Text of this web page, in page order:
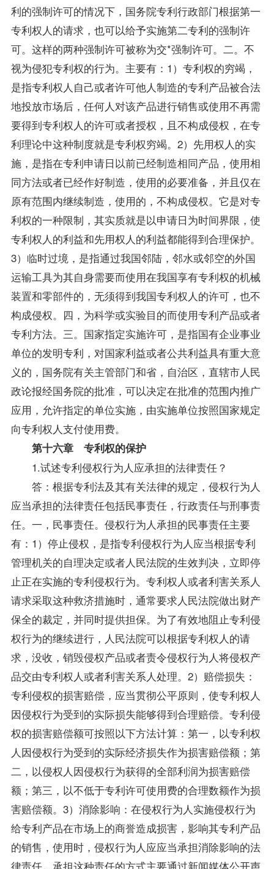
利的强制许可的情况下，国务院专利行政部门根据第一
专利权人的请求，也可以给予实施第二专利的强制许
可。这样的两种强制许可被称为交*强制许可。二。不
视为侵犯专利权的行为。主要有：1）专利权的穷竭，
是指专利权人自己或者许可他人制造的专利产品被合法
地投放市场后，任何人对该产品进行销售或使用不再需
要得到专利权人的许可或者授权，且不构成侵权，在专
利理论中这种制度就是专利权穷竭。2）先用权人的实
施，是指在专利申请日以前已经制造相同产品，使用相
同方法或者已经作好制造，使用的必要准备，并且仅在
原有范围内继续制造，使用的，不构成侵权。它是对专
利权的一种限制，其实质就是以申请日为时间界限，使
专利权人的利益和先用权人的利益都能得到合理保护。
3）临时过境，是指通过我国邻陆，邻水或邻空的外国
运输工具为其自身需要而使用在我国享有专利权的机械
装置和零部件的，无须得到我国专利权人的许可，也不
构成侵权。四，为科学或实验目的而使用专利产品或者
专利方法。三。国家指定实施许可，是指国有企业事业
单位的发明专利，对国家利益或者公共利益具有重大意
义的，国务院有关主管部门和省，自治区，直辖市人民
政论报经国务院的批准，可以决定在批准的范围内推广
应用，允许指定的单位实施，由实施单位按照国家规定
向专利权人支付使用费。
第十六章 专利权的保护
1.试述专利侵权行为人应承担的法律责任？
答：根据专利法及其有关法律的规定，侵权行为人
应当承担的法律责任包括民事责任，行政责任与刑事责
任。一，民事责任。侵权行为人承担的民事责任主要
有：1）停止侵权，是指专利侵权行为人应当根据专利
管理机关的自理决定或者人民法院的生效判决，立即停
止正在实施的专利侵权行为。专利权人或者利害关系人
请求采取这种救济措施时，通常要求人民法院做出财产
保全的裁定，并同时提供担保。为了有效地阻止专利侵
权行为的继续进行，人民法院可以根据专利权人的请
求，没收，销毁侵权产品或者责令侵权行为人将侵权产
品交由专利权人或者利害关系人处理。2）赔偿损失：
专利侵权的损害赔偿，应当贯彻公平原则，使专利权人
因侵权行为受到的实际损失能够得到合理赔偿。专利侵
权的损害赔偿额可按照以下方法计算：第一，以专利权
人因侵权行为受到的实际经济损失作为损害赔偿额；第
二，以侵权人因侵权行为获得的全部利润为损害赔偿
额；第三，以不低于专利许可使用费的合理数额作为损
害赔偿额。3）消除影响：在侵权行为人实施侵权行为
给专利产品在市场上的商誉造成损害，影响其专利产品
的销售，使用时，侵权行为人应应当承担消除影响的法
律责任。承担这种责任的方式主要通过新闻媒体公开声